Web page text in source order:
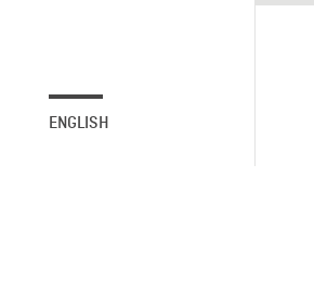
ENGLISH